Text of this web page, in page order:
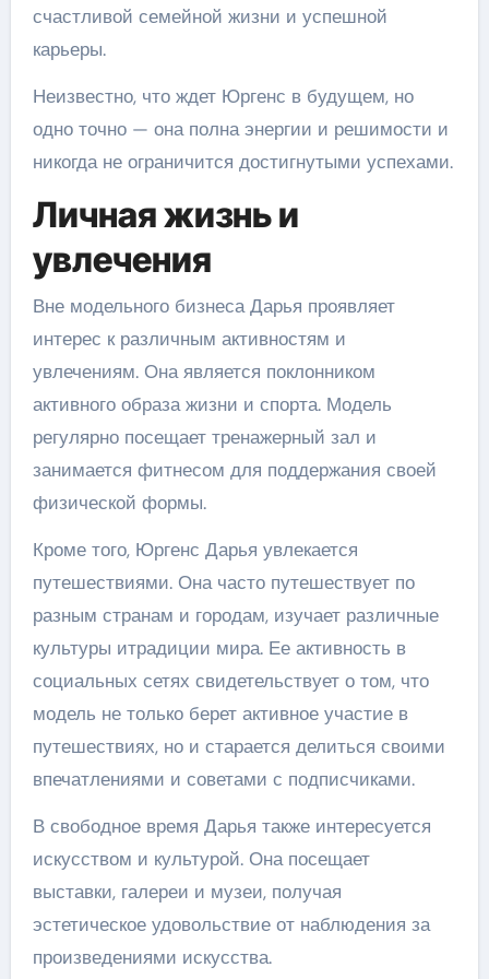
счастливой семейной жизни и успешной
карьеры.
Неизвестно, что ждет Юргенс в будущем, но
одно точно — она полна энергии и решимости и
никогда не ограничится достигнутыми успехами.
Личная жизнь и
увлечения
Вне модельного бизнеса Дарья проявляет
интерес к различным активностям и
увлечениям. Она является поклонником
активного образа жизни и спорта. Модель
регулярно посещает тренажерный зал и
занимается фитнесом для поддержания своей
физической формы.
Кроме того, Юргенс Дарья увлекается
путешествиями. Она часто путешествует по
разным странам и городам, изучает различные
культуры итрадиции мира. Ее активность в
социальных сетях свидетельствует о том, что
модель не только берет активное участие в
путешествиях, но и старается делиться своими
впечатлениями и советами с подписчиками.
В свободное время Дарья также интересуется
искусством и культурой. Она посещает
выставки, галереи и музеи, получая
эстетическое удовольствие от наблюдения за
произведениями искусства.